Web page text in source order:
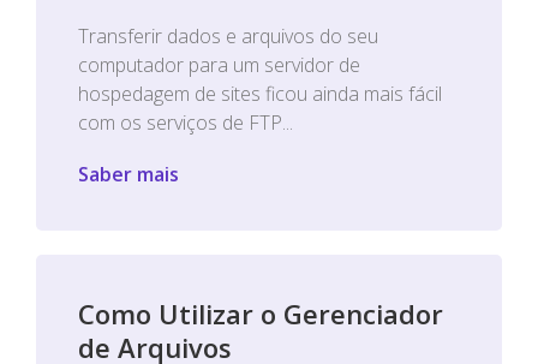
Transferir dados e arquivos do seu
computador para um servidor de
hospedagem de sites ficou ainda mais fácil
com os serviços de FTP...
Saber mais
Como Utilizar o Gerenciador
de Arquivos